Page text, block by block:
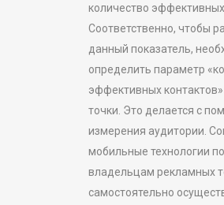
количество эффективных
Соответственно, чтобы
данный показатель,
определить параметр
эффективных
точки. Это делается с
измерения аудитории.
мобильные технологии
владельцам рекламных
самостоятельно